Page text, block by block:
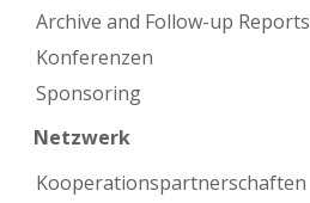
Archive and Follow-up Reports
Konferenzen
Sponsoring
Netzwerk
Kooperations­partnerschaften